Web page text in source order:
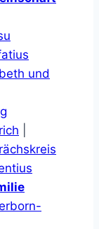
und